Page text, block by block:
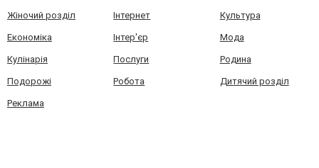
Жіночий розділ Інтернет Культура
Економіка Інтер'єр Мода
Кулінарія Послуги Родина
Подорожі Робота Дитячий розділ
Реклама